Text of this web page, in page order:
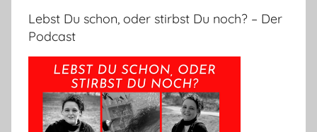
Lebst Du schon, oder stirbst Du noch? – Der
Podcast